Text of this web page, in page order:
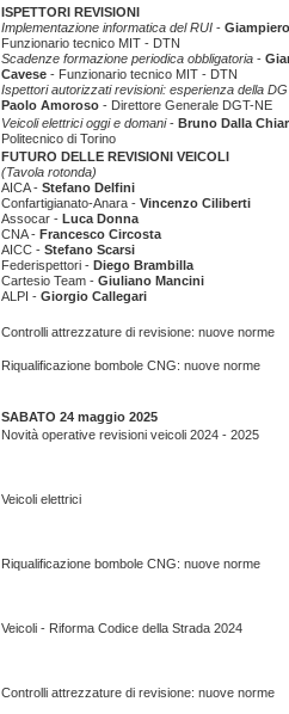
ISPETTORI REVISIONI
Implementazione informatica del RUI -
Funzionario tecnico MIT - DTN
Scadenze formazione periodica obbligatoria -
Cavese - Funzionario tecnico MIT - DTN
Ispettori autorizzati revisioni: esperienza della
Paolo Amoroso - Direttore Generale DGT-NE
Veicoli elettrici oggi e domani- Bruno Dalla
Politecnico di Torino
FUTURO DELLE REVISIONI VEICOLI
(Tavola rotonda)
AICA - Stefano Delfini
Confartigianato-Anara - Vincenzo Ciliberti
Assocar - Luca Donna
CNA - Francesco Circosta
AICC - Stefano Scarsi
Federispettori - Diego Brambilla
Cartesio Team - Giuliano Mancini
ALPI - Giorgio Callegari
Controlli attrezzature di revisione: nuove norme
Riqualificazione bombole CNG: nuove norme
SABATO 24 maggio 2025
Novità operative revisioni veicoli 2024 - 2025
Veicoli elettrici
Riqualificazione bombole CNG: nuove norme
Veicoli - Riforma Codice della Strada 2024
Controlli attrezzature di revisione: nuove norme